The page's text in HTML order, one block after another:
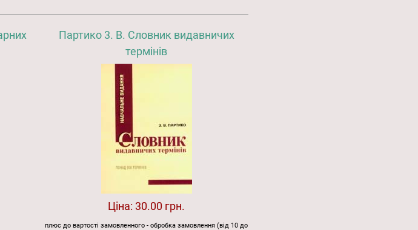
Партико 3. В. Словник видавничих
термінів
Ціна: 30.00 грн.
плюс до вартості замовленного - обробка замовлення (від 10 до